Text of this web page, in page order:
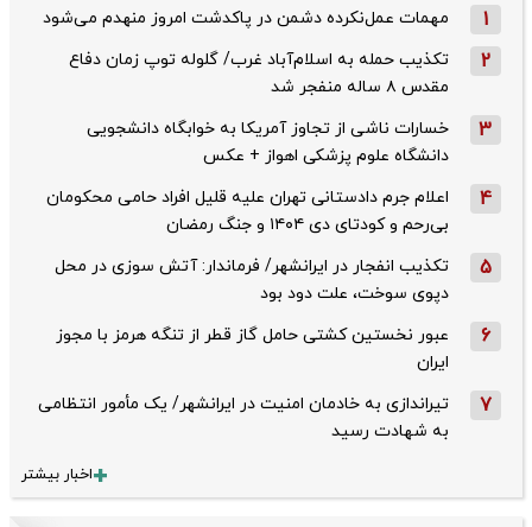
1 مهمات عمل‌نکرده دشمن در پاکدشت امروز منهدم می‌شود
2
تکذیب حمله به اسلام‌آباد غرب/ گلوله توپ زمان دفاع
مقدس ۸ ساله منفجر شد
3
خسارات ناشی از تجاوز آمریکا به خوابگاه دانشجویی
دانشگاه علوم پزشکی اهواز + عکس
4
اعلام جرم دادستانی تهران علیه قلیل افراد حامی محکومان
بی‌رحم و کودتای دی‌ ۱۴۰۴ و جنگ رمضان
5
تکذیب ‌انفجار در ایرانشهر/ فرماندار: آتش سوزی در محل
دپوی سوخت، علت دود بود
6
عبور نخستین کشتی حامل گاز قطر از تنگه هرمز با مجوز
ایران
7
تیراندازی به خادمان امنیت در ایرانشهر/ یک مأمور انتظامی
به شهادت رسید
اخبار بیشتر